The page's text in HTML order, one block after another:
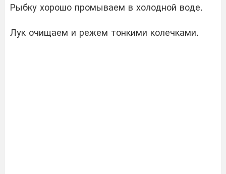
Рыбку хорошо промываем в холодной воде.
Лук очищаем и режем тонкими колечками.